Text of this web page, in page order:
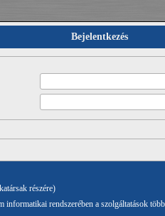
Bejelentkezés
részére)
rendszerében a szolgáltatások